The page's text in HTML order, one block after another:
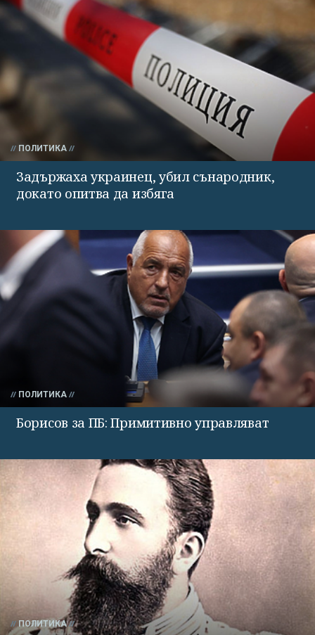
ПОЛИТИКА
Задържаха украинец, убил сънародник,
докато опитва да избяга
ПОЛИТИКА
Борисов за ПБ: Примитивно управляват
ПОЛИТИКА